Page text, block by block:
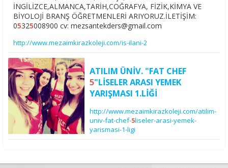
İNGİLİZCE,ALMANCA,TARİH,COĞRAFYA, FİZİK,KİMYA VE
BİYOLOJİ BRANŞ ÖĞRETMENLERİ ARIYORUZ.İLETİŞİM:
05325008900 cv: mezsantekders@gmail.com
http://www.mezaimkirazkoleji.com/is-ilani-2
ATILIM ÜNİV. "FAT CHEF
5"LİSELER ARASI YEMEK
YARIŞMASI 1.LİĞİ
http://www.mezaimkirazkoleji.com/atilim-
univ-fat-chef-5liseler-arasi-yemek-
yarismasi-1-ligi